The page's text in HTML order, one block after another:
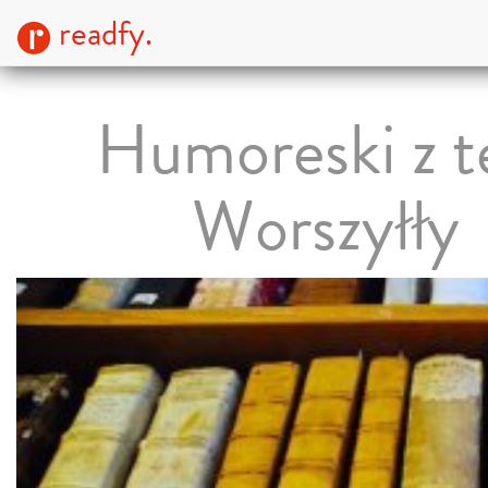
readfy.
Humoreski z
Worszyłły